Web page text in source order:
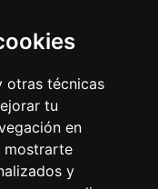
otras técnicas
tu
en
mostrarte
y